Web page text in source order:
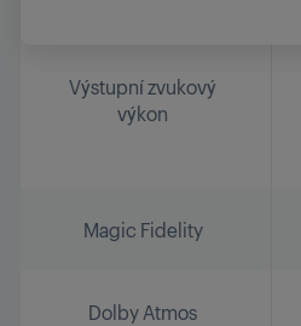
Výstupní zvukový
výkon
Magic Fidelity
Dolby Atmos